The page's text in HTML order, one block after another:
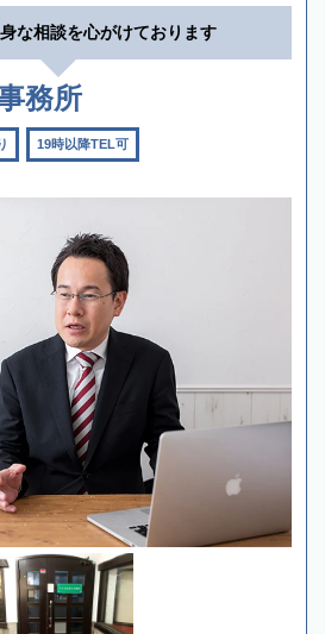
な相談を心がけております
務所
19時以降TEL可